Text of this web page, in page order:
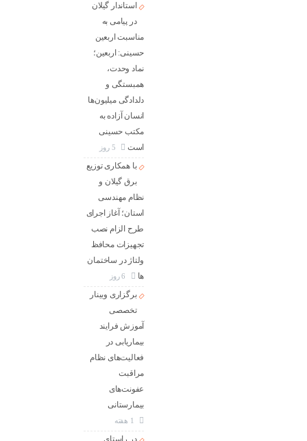
استاندار گیلان
در پیامی به
مناسبت اربعین
حسینی: اربعین؛
نماد وحدت،
همبستگی و
دلدادگی میلیون‌ها
انسان آزاده به
مکتب حسینی
است
با همکاری توزیع
برق گیلان و
نظام مهندسی
استان؛ آغاز اجرای
طرح الزام نصب
تجهیزات محافظ
ولتاژ در ساختمان
ها
برگزاری وبینار
تخصصی
آموزش فرایند
بیماریابی در
فعالیت‌های نظام
مراقبت
عفونت‌های
بیمارستانی